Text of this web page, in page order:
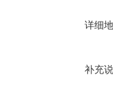
详细
补充